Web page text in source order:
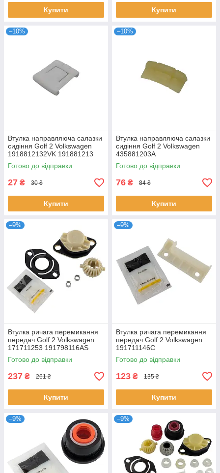
Купити Купити
–10%
Втулка направляюча салазки
сидіння Golf 2 Volkswagen
1918812132VK 191881213
Готово до відправки
27 ₴ 30 ₴
Купити
–10%
Втулка направляюча салазки
сидіння Golf 2 Volkswagen
435881203A
Готово до відправки
76 ₴ 84 ₴
Купити
–9%
Втулка ричага перемикання
передач Golf 2 Volkswagen
171711253 191798116AS
191798116A
Готово до відправки
237 ₴ 261 ₴
Купити
–9%
Втулка ричага перемикання
передач Golf 2 Volkswagen
191711146C
Готово до відправки
123 ₴ 135 ₴
Купити
–9% –9%